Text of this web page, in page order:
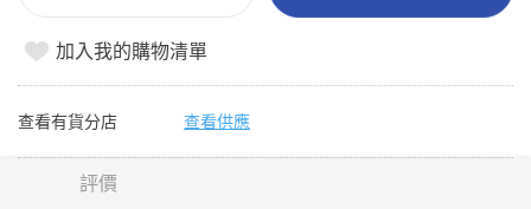
加入我的購物清單
查看有貨分店 查看供應
評價